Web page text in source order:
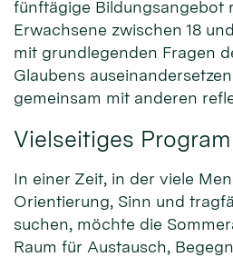
fünftägige Bildungsangebot
Erwachsene zwischen 18
mit grundlegenden Fragen
Glaubens
gemeinsam mit anderen
Vielseitiges
In einer Zeit, in der viele
Orientierung, Sinn und
suchen, möchte die
Raum für Austausch,